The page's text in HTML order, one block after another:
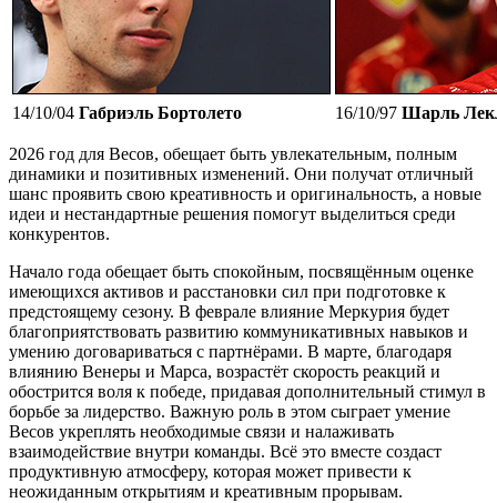
14/10/04 Габриэль Бортолето 16/10/97 Шарль
2026 год для Весов, обещает быть увлекательным, полным
динамики и позитивных изменений. Они получат отличный
шанс проявить свою креативность и оригинальность, а новые
идеи и нестандартные решения помогут выделиться среди
конкурентов.
Начало года обещает быть спокойным, посвящённым оценке
имеющихся активов и расстановки сил при подготовке к
предстоящему сезону. В феврале влияние Меркурия будет
благоприятствовать развитию коммуникативных навыков и
умению договариваться с партнёрами. В марте, благодаря
влиянию Венеры и Марса, возрастёт скорость реакций и
обострится воля к победе, придавая дополнительный стимул в
борьбе за лидерство. Важную роль в этом сыграет умение
Весов укреплять необходимые связи и налаживать
взаимодействие внутри команды. Всё это вместе создаст
продуктивную атмосферу, которая может привести к
неожиданным открытиям и креативным прорывам.